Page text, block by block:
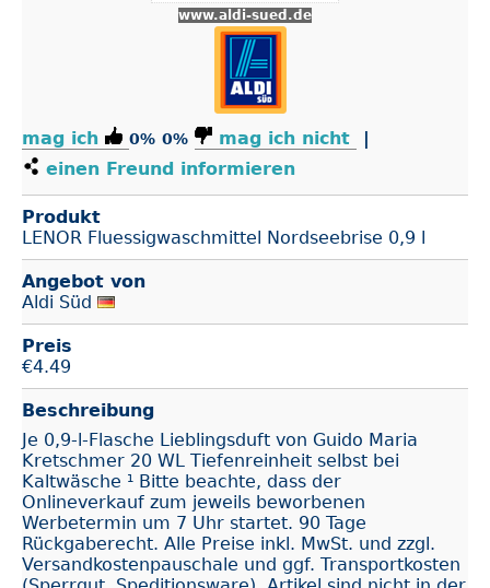
www.aldi-sued.de
mag ich 0% 0% mag ich nicht
|
einen Freund informieren
Produkt
LENOR Fluessigwaschmittel Nordseebrise 0,9 l
Angebot von
Aldi Süd
Preis
€4.49
Beschreibung
Je 0,9-l-Flasche Lieblingsduft von Guido Maria
Kretschmer 20 WL Tiefenreinheit selbst bei
Kaltwäsche ¹ Bitte beachte, dass der
Onlineverkauf zum jeweils beworbenen
Werbetermin um 7 Uhr startet. 90 Tage
Rückgaberecht. Alle Preise inkl. MwSt. und zzgl.
Versandkostenpauschale und ggf. Transportkosten